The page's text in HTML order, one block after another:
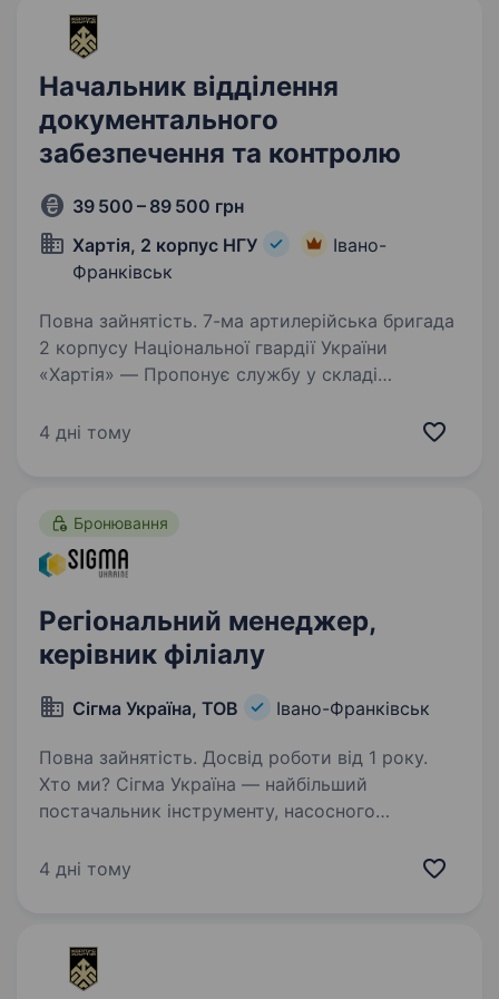
які…
Начальник відділення
документального
забезпечення та контролю
39 500 – 89 500 грн
Хартія, 2 корпус НГУ
Івано-
Франківськ
Повна зайнятість. 7-ма артилерійська бригада
2 корпусу Національної гвардії України
«Хартія» — Пропонує службу у складі
підрозділу з якісним навчанням, підготовкою,
4 дні тому
Бронювання
Регіональний менеджер,
керівник філіалу
Сігма Україна, ТОВ Івано-Франківськ
Повна зайнятість. Досвід роботи від 1 року.
Хто ми? Сігма Україна — найбільший
постачальник інструменту, насосного
досвідом. Ми працюємо у різних каналах
4 дні тому